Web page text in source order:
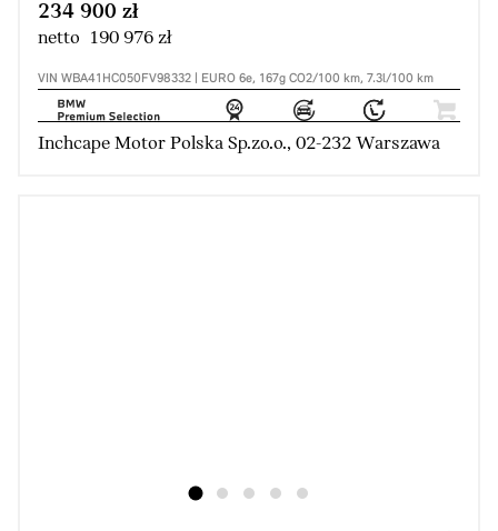
234 900 zł
netto 190 976 zł
VIN WBA41HC050FV98332 | EURO 6e, 167g CO2/100 km, 7.3l/100 km
Inchcape Motor Polska Sp.zo.o., 02-232 Warszawa